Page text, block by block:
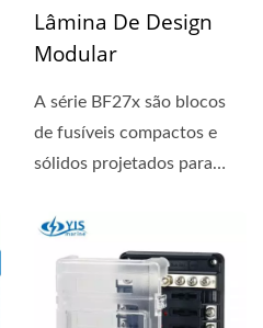
Lâmina De Design
Modular
A série BF27x são blocos
de fusíveis compactos e
sólidos projetados para